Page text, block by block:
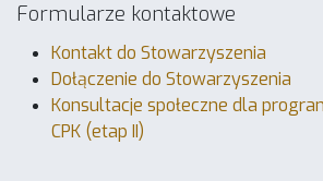
Formularze kontaktowe
Kontakt do Stowarzyszenia
Dołączenie do Stowarzyszenia
Konsultacje społeczne dla
CPK (etap II)